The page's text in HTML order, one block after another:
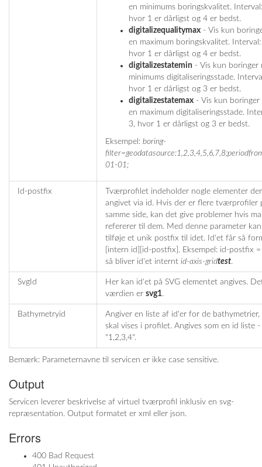
en minimums boringskvalitet.
hvor 1 er dårligst og 4 er bedst.
digitalizequalitymax - Vis kun
en maximum boringskvalitet.
hvor 1 er dårligst og 4 er bedst.
digitalizestatemin - Vis kun boringer
minimums digitaliseringsstade.
hvor 1 er dårligst og 3 er bedst.
digitalizestatemax - Vis kun boringer
en maximum digitaliseringsstade.
3, hvor 1 er dårligst og 3 er bedst.
Eksempel: boring-
01-01;
Id-postfix
Tværprofilet indeholder nogle elementer
angivet via id. Hvis der er flere tværprofiler
samme side, kan det give problemer hvis
refererer til dem. Med denne parameter
tilføje et unik postfix til idet. Id'et får så
[intern id][id-postfix]. Eksempel: id-postfix
så bliver id'et internt id-axis-gridtest.
SvgId
Her kan id'et på SVG elementet angives.
værdien er svg1.
Bathymetryid
Angiver en liste af id'er for de bathymetrier,
skal vises i profilet. Angives som en id liste -
"1,2,3,4".
Bemærk: Parameternavne til servicen er ikke case sensitive.
Output
Servicen leverer beskrivelse af virtuel tværprofil inklusiv en svg-
repræsentation. Output formatet er xml eller json.
Errors
400 Bad Request